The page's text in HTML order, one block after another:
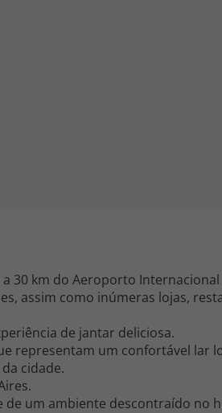
30 km do Aeroporto
assim como inúmeras lojas,
de jantar deliciosa.
representam um confortável lar
cidade.
de um ambiente descontraído no